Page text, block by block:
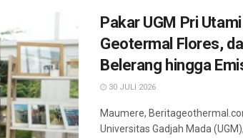
Pakar UGM Pri
Geotermal Flores,
Belerang hingga
30 JULI 2026
Maumere,
Universitas Gadjah Mada